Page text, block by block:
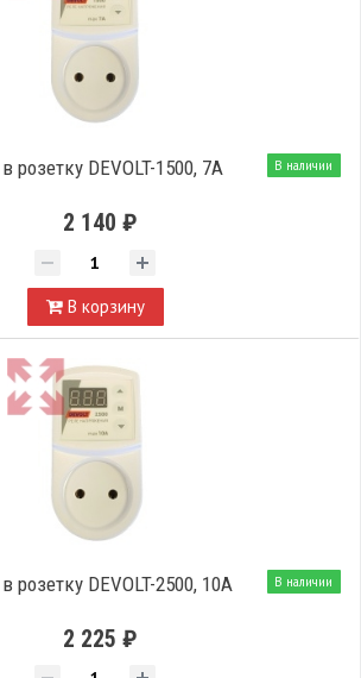
В наличии
розетку DEVOLT-1500, 7A
2 140 ₽
В корзину
В наличии
розетку DEVOLT-2500, 10A
2 225 ₽